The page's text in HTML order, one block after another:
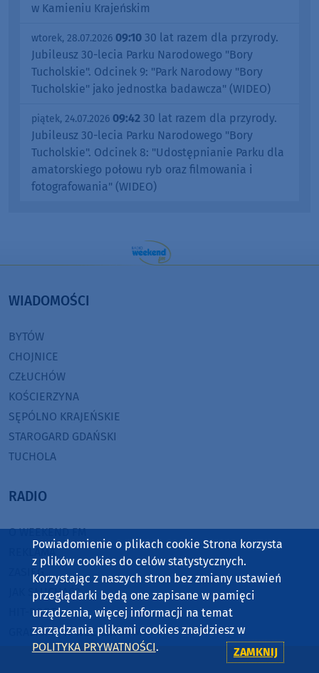
w Kamieniu Krajeńskim
wtorek, 28.07.2026 09:10 30 lat razem dla przyrody.
Jubileusz 30-lecia Parku Narodowego "Bory
Tucholskie". Odcinek 9: "Park Narodowy "Bory
Tucholskie" jako jednostka badawcza" (WIDEO)
piątek, 24.07.2026 09:42 30 lat razem dla przyrody.
Jubileusz 30-lecia Parku Narodowego "Bory
Tucholskie". Odcinek 8: "Udostępnianie Parku dla
amatorskiego połowu ryb oraz filmowania i
fotografowania" (WIDEO)
WIADOMOŚCI
BYTÓW
CHOJNICE
CZŁUCHÓW
KOŚCIERZYNA
SĘPÓLNO KRAJEŃSKIE
STAROGARD GDAŃSKI
TUCHOLA
RADIO
O WEEKEND FM
REKLAMA
ZASIĘG
JAK SŁUCHAĆ?
HIT-PORT
GRALIŚMY W WEEKEND FM
Powiadomienie o plikach cookie Strona korzysta
z plików cookies do celów statystycznych.
Korzystając z naszych stron bez zmiany ustawień
przeglądarki będą one zapisane w pamięci
urządzenia, więcej informacji na temat
zarządzania plikami cookies znajdziesz w
POLITYKA PRYWATNOŚCI. ZAMKNIJ